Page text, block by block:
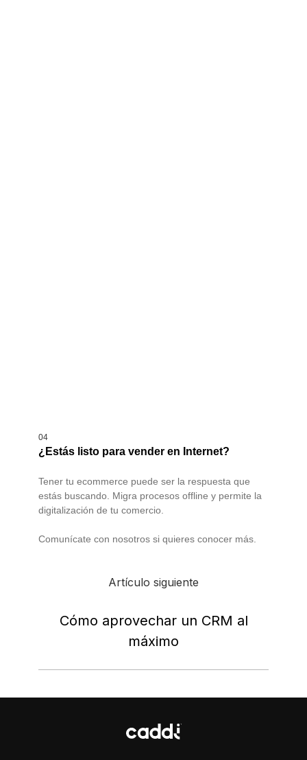
04
¿Estás listo para vender en Internet?
Tener tu ecommerce puede ser la respuesta que
estás buscando. Migra procesos offline y permite la
digitalización de tu comercio.
Comunícate con nosotros si quieres conocer más.
Artículo siguiente
Cómo aprovechar un CRM al
máximo